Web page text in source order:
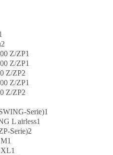
2
Z/ZP1
Z/ZP1
Z/ZP2
Z/ZP1
Z/ZP2
Serie)1
L airless1
Serie)2
1
XL1